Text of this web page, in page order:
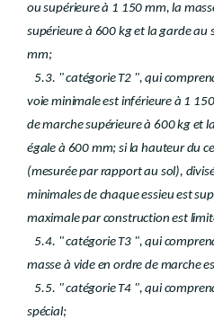
ou supérieure à 1 150 mm, la
supérieure à 600 kg et la garde au
mm;
5.3. " catégorie T2 ", qui
voie minimale est inférieure à 1
de marche supérieure à 600 kg et
égale à 600 mm; si la hauteur du
(mesurée par rapport au sol),
minimales de chaque essieu est
maximale par construction est
5.4. " catégorie T3 ", qui
masse à vide en ordre de marche
5.5. " catégorie T4 ", qui
spécial;